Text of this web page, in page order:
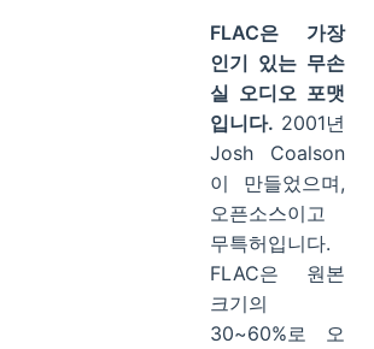
FLAC은 가장
인기 있는 무손
실 오디오 포맷
입니다. 2001년
Josh Coalson
이 만들었으며,
오픈소스이고
무특허입니다.
FLAC은 원본
크기의
30~60%로 오